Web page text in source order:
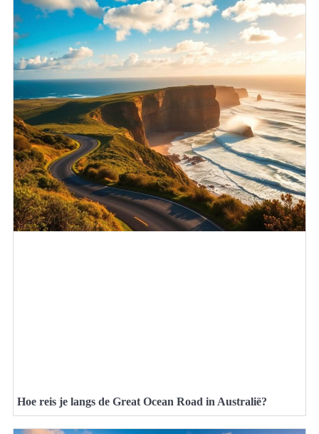
Hoe reis je langs de Great Ocean Road in Australië?